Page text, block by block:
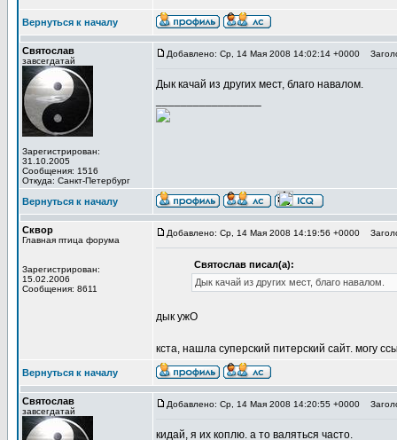
Вернуться к началу
Святослав
завсегдатай
Зарегистрирован:
31.10.2005
Сообщения: 1516
Откуда: Санкт-Петербург
Добавлено: Ср, 14 Мая 2008 14:02:14 +0000
Дык качай из других мест, благо навалом.
Вернуться к началу
Сквор
Главная птица форума
Зарегистрирован:
15.02.2006
Сообщения: 8611
Добавлено: Ср, 14 Мая 2008 14:19:56 +0000
Святослав писал(а):
Дык качай из других мест, благо навалом.
дык ужО
кста, нашла суперский питерский сайт. могу
Вернуться к началу
Святослав
завсегдатай
Добавлено: Ср, 14 Мая 2008 14:20:55 +0000
кидай, я их коплю. а то валяться часто.